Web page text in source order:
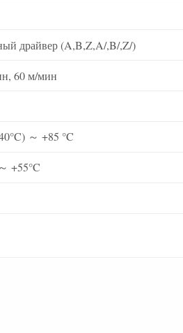
драйвер (A,B,Z,A/,B/,Z/)
60 м/мин
～ +85 °C
+55°C